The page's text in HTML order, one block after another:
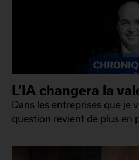
L’IA changera la
Dans les entreprises que je
question revient de plus en